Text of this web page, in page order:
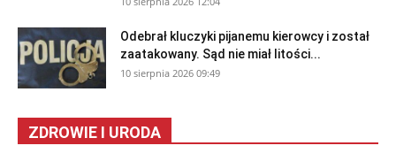
Odebrał kluczyki pijanemu kierowcy i został
zaatakowany. Sąd nie miał litości...
10 sierpnia 2026 09:49
ZDROWIE I URODA